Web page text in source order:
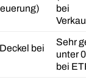
bei
bei
Sehr
unter
bei